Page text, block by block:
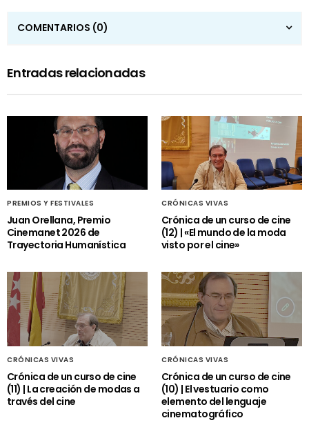
COMENTARIOS (0)
Entradas relacionadas
PREMIOS Y FESTIVALES
Juan Orellana, Premio
Cinemanet 2026 de
Trayectoria Humanística
CRÓNICAS VIVAS
Crónica de un curso de cine
(12) | «El mundo de la moda
visto por el cine»
CRÓNICAS VIVAS
Crónica de un curso de cine
(11) | La creación de modas a
través del cine
CRÓNICAS VIVAS
Crónica de un curso de cine
(10) | El vestuario como
elemento del lenguaje
cinematográfico